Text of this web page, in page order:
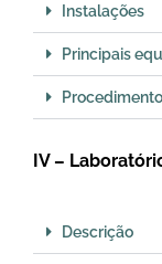
Instalações
Principais
IV –
Descrição